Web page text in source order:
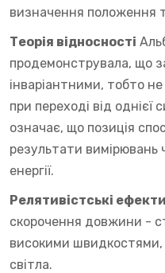
визначення положення
Теорія відносності
продемонструвала, що
інваріантними, тобто
при переході від однієї
означає, що позиція
результати вимірювань
енергії.
Релятивістські ефекти
скорочення довжини -
високими
світла.